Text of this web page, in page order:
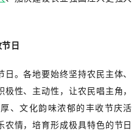
日
日。各地要始终坚持农民主体、
性、主动性，让农民唱主角，
、文化韵味浓郁的丰收节庆活
情，培育形成极具特色的节日